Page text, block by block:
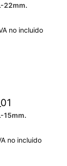
22mm.
no incluido
15mm.
no incluido